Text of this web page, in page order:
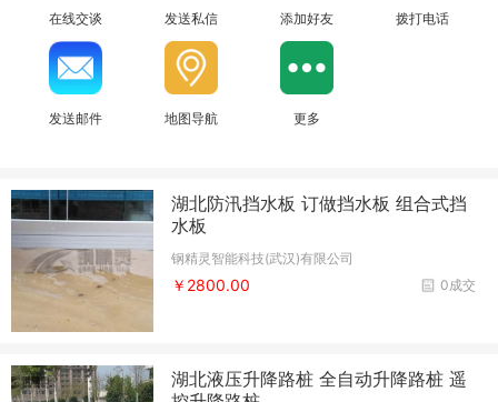
在线交谈 发送私信 添加好友 拨打电话
发送邮件 地图导航 更多
湖北防汛挡水板 订做挡水板 组合式挡
水板
钢精灵智能科技(武汉)有限公司
0成交
￥2800.00
湖北液压升降路桩 全自动升降路桩 遥